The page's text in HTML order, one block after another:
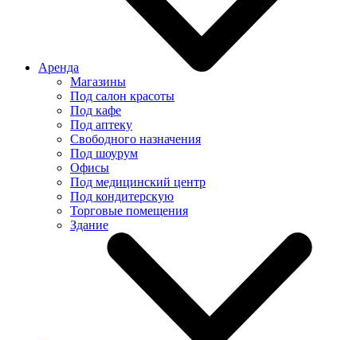
Аренда
Магазины
Под салон красоты
Под кафе
Под аптеку
Свободного назначения
Под шоурум
Офисы
Под медицинский центр
Под кондитерскую
Торговые помещения
Здание